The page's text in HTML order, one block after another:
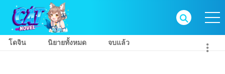
โดจิน นิยายทั้งหมด จบแล้ว